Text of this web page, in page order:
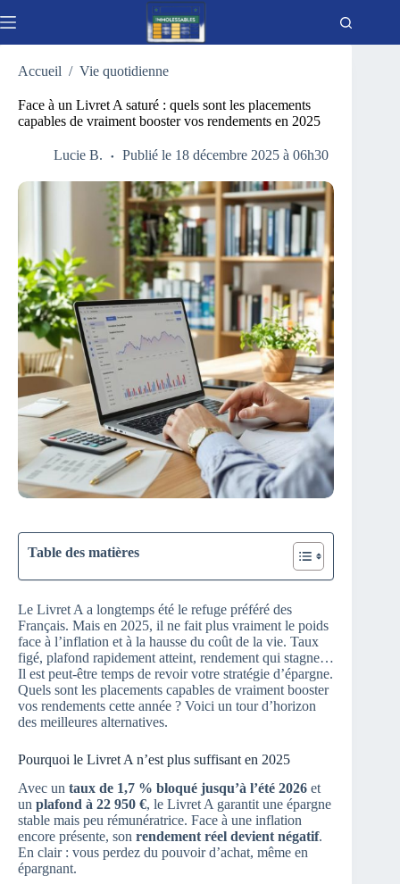
au
Accueil / Vie quotidienne
Face à un Livret A saturé : quels sont les placements
capables de vraiment booster vos rendements en 2025
Lucie B. Publié le 18 décembre 2025 à 06h30
Table des matières
Le Livret A a longtemps été le refuge préféré des
Français. Mais en 2025, il ne fait plus vraiment le poids
face à l’inflation et à la hausse du coût de la vie. Taux
figé, plafond rapidement atteint, rendement qui stagne…
Il est peut-être temps de revoir votre stratégie d’épargne.
Quels sont les placements capables de vraiment booster
vos rendements cette année ? Voici un tour d’horizon
des meilleures alternatives.
Pourquoi le Livret A n’est plus suffisant en 2025
Avec un taux de 1,7 % bloqué jusqu’à l’été 2026 et
un plafond à 22 950 €, le Livret A garantit une épargne
stable mais peu rémunératrice. Face à une inflation
encore présente, son rendement réel devient négatif.
En clair : vous perdez du pouvoir d’achat, même en
épargnant.